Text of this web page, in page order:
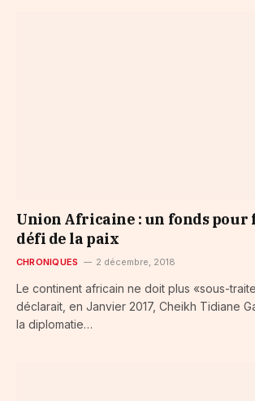
Union Africaine : un fonds pour
défi de la paix
CHRONIQUES 2 décembre, 2018
Le continent africain ne doit plus «sous-
déclarait, en Janvier 2017, Cheikh Tidiane
la diplomatie…